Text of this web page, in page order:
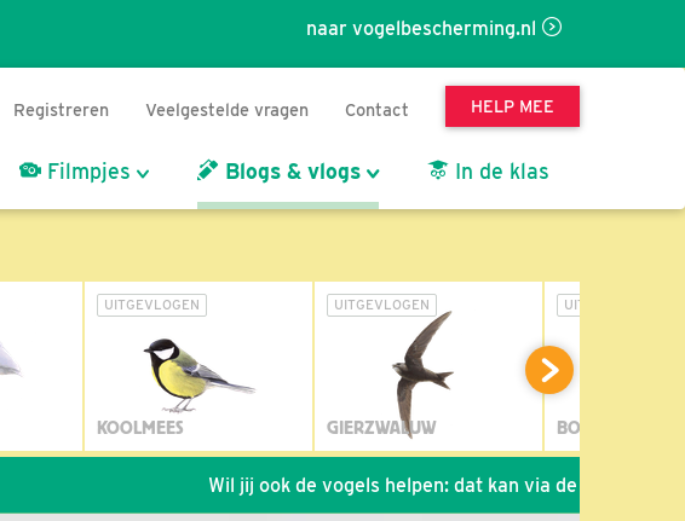
naar vogelbescherming.nl
Registreren Veelgestelde vragen Contact HELP MEE
Filmpjes Blogs & vlogs In de klas
UITGEVLOGEN
KOOLMEES
UITGEVLOGEN
GIERZWALUW
UITGEVLOGEN
BOSUIL
Wil jij ook de vogels helpen: dat kan via de link!